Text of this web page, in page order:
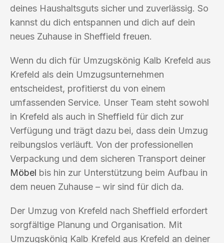
deines Haushaltsguts sicher und zuverlässig. So
kannst du dich entspannen und dich auf dein
neues Zuhause in Sheffield freuen.
Wenn du dich für Umzugskönig Kalb Krefeld aus
Krefeld als dein Umzugsunternehmen
entscheidest, profitierst du von einem
umfassenden Service. Unser Team steht sowohl
in Krefeld als auch in Sheffield für dich zur
Verfügung und trägt dazu bei, dass dein Umzug
reibungslos verläuft. Von der professionellen
Verpackung und dem sicheren Transport deiner
Möbel bis hin zur Unterstützung beim Aufbau in
dem neuen Zuhause – wir sind für dich da.
Der Umzug von Krefeld nach Sheffield erfordert
sorgfältige Planung und Organisation. Mit
Umzugskönig Kalb Krefeld aus Krefeld an deiner